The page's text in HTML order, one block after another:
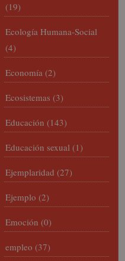
(19)
Ecología Humana-Social
(4)
Economía (2)
Ecosistemas (3)
Educación (143)
Educación sexual (1)
Ejemplaridad (27)
Ejemplo (2)
Emoción (0)
empleo (37)